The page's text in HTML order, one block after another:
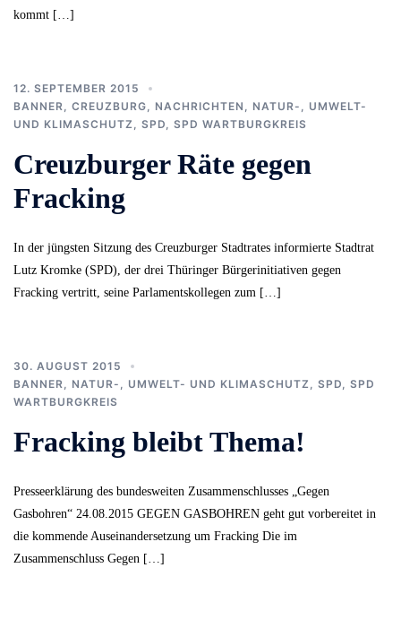
kommt […]
12. SEPTEMBER 2015
BANNER
CREUZBURG NACHRICHTEN
NATUR-, UMWELT-
UND KLIMASCHUTZ
SPD SPD WARTBURGKREIS
Creuzburger Räte gegen
Fracking
In der jüngsten Sitzung des Creuzburger Stadtrates informierte Stadtrat
Lutz Kromke (SPD), der drei Thüringer Bürgerinitiativen gegen
Fracking vertritt, seine Parlamentskollegen zum […]
30. AUGUST 2015
BANNER
NATUR-, UMWELT- UND KLIMASCHUTZ SPD
SPD
WARTBURGKREIS
Fracking bleibt Thema!
Presseerklärung des bundesweiten Zusammenschlusses „Gegen
Gasbohren“ 24.08.2015 GEGEN GASBOHREN geht gut vorbereitet in
die kommende Auseinandersetzung um Fracking Die im
Zusammenschluss Gegen […]